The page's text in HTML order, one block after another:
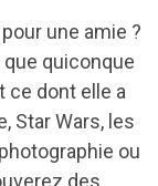
une amie ?
quiconque
ce dont elle a
Star Wars, les
ou
des